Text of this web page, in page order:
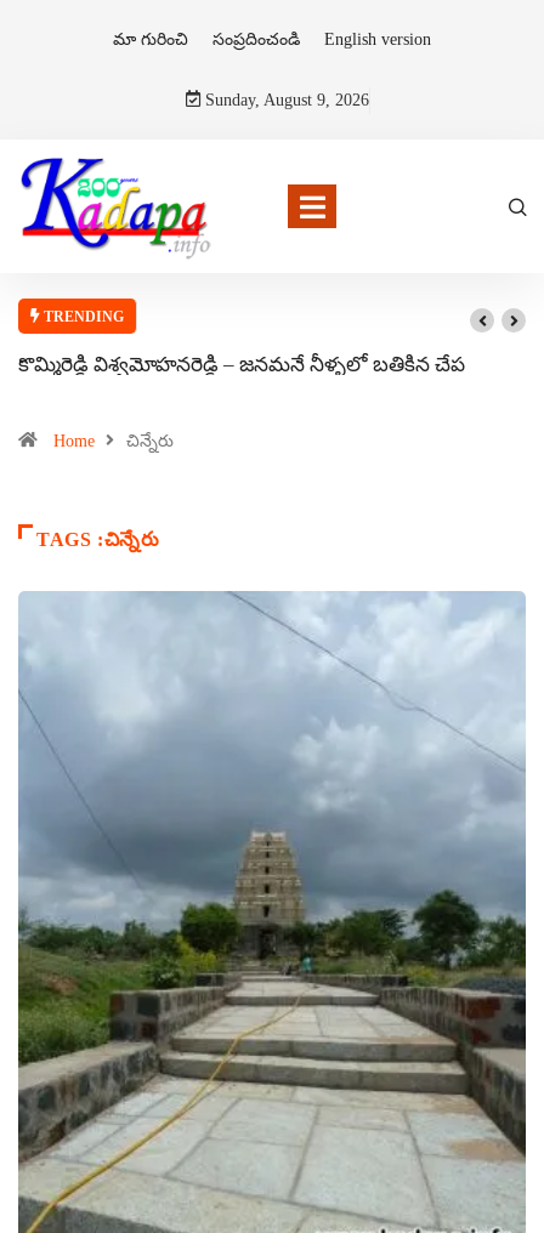
మా గురించి సంప్రదించండి English version
Sunday, August 9, 2026
TRENDING
కొమ్మిరెడ్డి విశ్వమోహనరెడ్డి – జనమనే నీళ్ళలో బతికిన చేప
Home చిన్నేరు
TAGS :చిన్నేరు